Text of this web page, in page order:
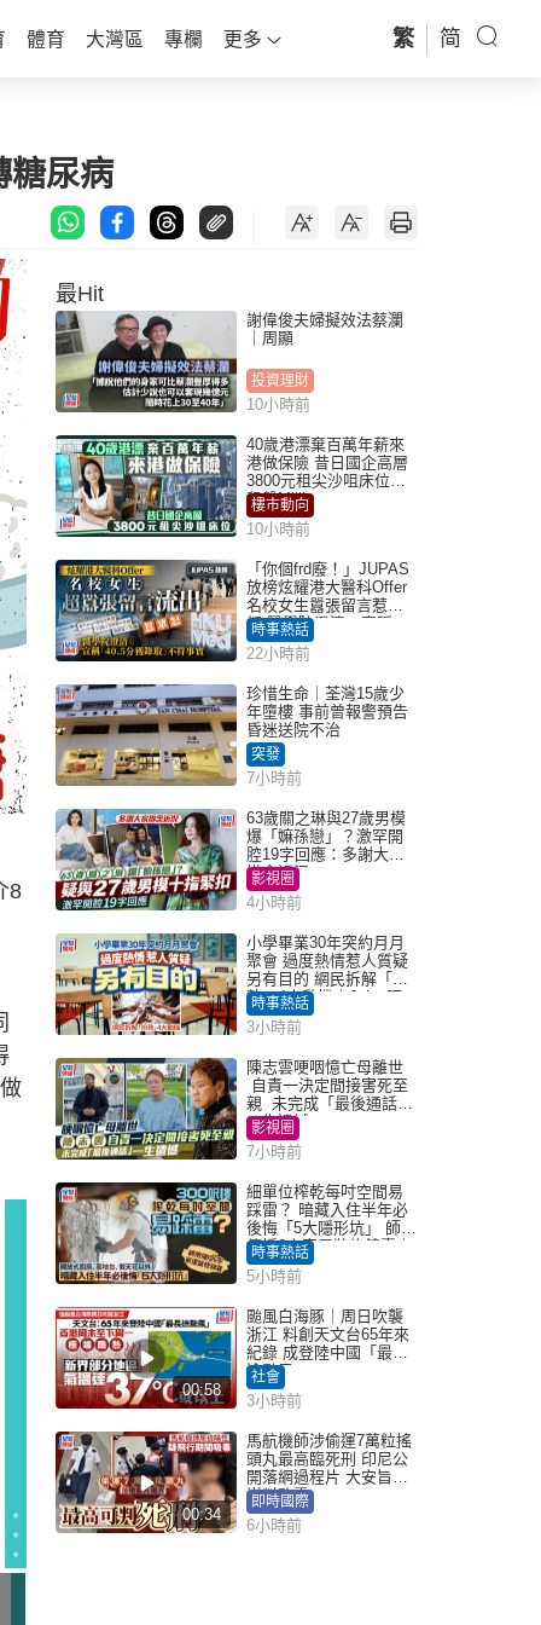
體育 大灣區 專欄 更多 繁 简
糖尿病
8
最Hit
謝偉俊夫婦擬效法蔡瀾
｜周顯
投資理財
10小時前
40歲港漂棄百萬年薪來
港做保險 昔日國企高層
3800元租尖沙咀床位｜
租盤Million
樓市動向
10小時前
「你個frd廢！」JUPAS
放榜炫耀港大醫科Offer
名校女生囂張留言惹眾
怒 醫學院澄清：宣稱
「40.5分獲錄取」不符事
實｜Juicy叮
時事熱話
22小時前
珍惜生命｜荃灣15歲少
年墮樓 事前曾報警預告
昏迷送院不治
突發
7小時前
63歲關之琳與27歲男模
爆「嫲孫戀」？激罕開
腔19字回應：多謝大家
掛念近況
影視圈
4小時前
小學畢業30年突約月月
聚會 過度熱情惹人質疑
另有目的 網民拆解「扮
熟」4大動機｜Juicy叮
時事熱話
3小時前
陳志雲哽咽憶亡母離世
自責一決定間接害死至
親 未完成「最後通話」
一生遺憾
影視圈
7小時前
細單位榨乾每吋空間易
踩雷？ 暗藏入住半年必
後悔「5大隱形坑」 師傅
傳授6字家居裝修錦囊｜
Juicy叮
時事熱話
5小時前
00:58
颱風白海豚｜周日吹襲
浙江 料創天文台65年來
紀錄 成登陸中國「最長
途颱風」
社會
3小時前
00:34
馬航機師涉偷運7萬粒搖
頭丸最高臨死刑 印尼公
開落網過程片 大安旨意
豈料敗露
即時國際
6小時前